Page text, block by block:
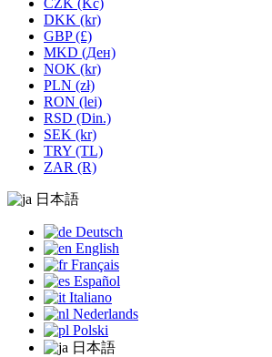
CZK (Kč)
DKK (kr)
GBP (£)
MKD (Ден)
NOK (kr)
PLN (zł)
RON (lei)
RSD (Din.)
SEK (kr)
TRY (TL)
ZAR (R)
日本語
Deutsch
English
Français
Español
Italiano
Nederlands
Polski
日本語